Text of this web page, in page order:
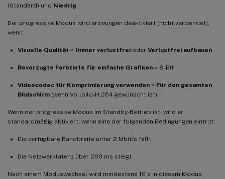
(Standard) und Niedrig
Der progressive Modus wird erzwungen deaktiviert (nicht verwendet),
wenn:
Visuelle Qualität = Immer verlustfrei oder Verlustfrei aufbauen
Bevorzugte Farbtiefe für einfache Grafiken = 8-Bit
Videocodec für Komprimierung verwenden = Für den gesamten
Bildschirm (wenn Vollbild-H.264 gewünscht ist)
Wenn der progressive Modus im Standby-Betrieb ist, wird er
standardmäßig aktiviert, wenn eine der folgenden Bedingungen eintritt:
Die verfügbare Bandbreite unter 2 Mbit/s fällt
Die Netzwerklatenz über 200 ms steigt
Nach einem Moduswechsel wird mindestens 10 s in diesem Modus